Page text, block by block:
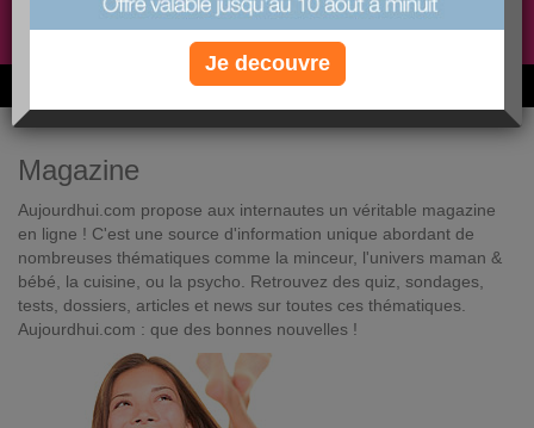
Non, je préfère le régime gratuit
6M de personnes ont maigri et réappris à manger avec nous
Magazine
Aujourdhui.com propose aux internautes un véritable magazine
en ligne ! C'est une source d'information unique abordant de
nombreuses thématiques comme la minceur, l'univers maman &
bébé, la cuisine, ou la psycho. Retrouvez des quiz, sondages,
tests, dossiers, articles et news sur toutes ces thématiques.
Aujourdhui.com : que des bonnes nouvelles !
Je decouvre